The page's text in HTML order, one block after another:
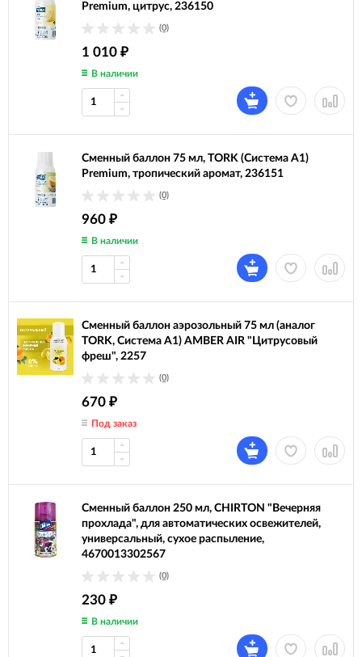
Premium, цитрус, 236150
(0)
1 010 ₽
В наличии
Сменный баллон 75 мл, TORK (Система А1)
Premium, тропический аромат, 236151
(0)
960 ₽
В наличии
Сменный баллон аэрозольный 75 мл (аналог
TORK, Система А1) AMBER AIR "Цитрусовый
фреш", 2257
(0)
670 ₽
Под заказ
Сменный баллон 250 мл, CHIRTON "Вечерняя
прохлада", для автоматических освежителей,
универсальный, сухое распыление,
4670013302567
(0)
230 ₽
В наличии